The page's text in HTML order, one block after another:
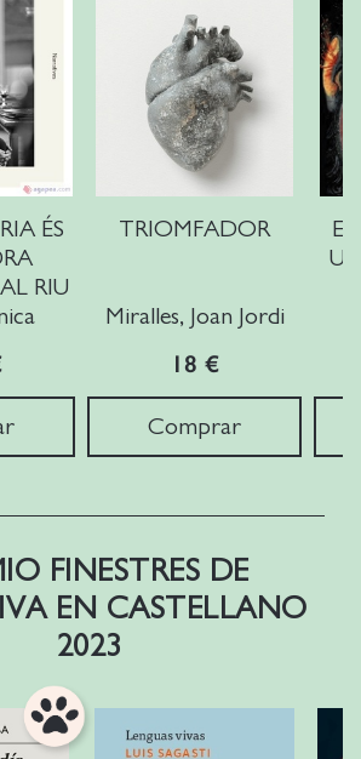
ÉS
RIU
TRIOMFADOR
Miralles, Joan Jordi
18 €
Comprar
FINESTRES DE
EN CASTELLANO
2023